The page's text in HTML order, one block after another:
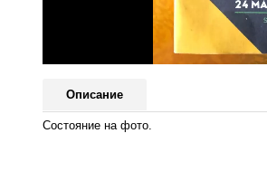
Описание
Состояние на фото.